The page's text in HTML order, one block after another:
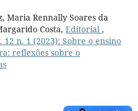
Maria Rennally Soares da
Costa, Editorial ,
12 n. 1 (2023): Sobre o ensino
reflexões sobre o